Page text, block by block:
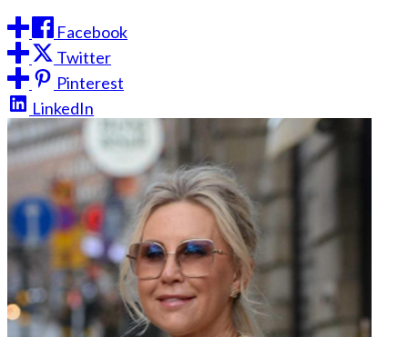
Facebook
Twitter
Pinterest
LinkedIn